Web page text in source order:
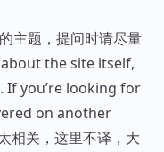
主题，提问时请尽量
the site itself,
If you’re looking for
on another
相关，这里不译，大